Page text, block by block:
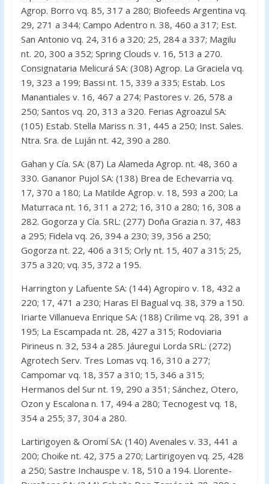
Agrop. Borro vq. 85, 317 a 280; Biofeeds Argentina vq.
29, 271 a 344; Campo Adentro n. 38, 460 a 317; Est.
San Antonio vq. 24, 316 a 320; 25, 284 a 337; Magilu
nt. 20, 300 a 352; Spring Clouds v. 16, 513 a 270.
Consignataria Melicurá SA: (308) Agrop. La Graciela vq.
19, 323 a 199; Bassi nt. 15, 339 a 335; Estab. Los
Manantiales v. 16, 467 a 274; Pastores v. 26, 578 a
250; Santos vq. 20, 313 a 320. Ferias Agroazul SA:
(105) Estab. Stella Mariss n. 31, 445 a 250; Inst. Sales.
Ntra. Sra. de Luján nt. 42, 390 a 280.
Gahan y Cía. SA: (87) La Alameda Agrop. nt. 48, 360 a
330. Gananor Pujol SA: (138) Brea de Echevarria vq.
17, 370 a 180; La Matilde Agrop. v. 18, 593 a 200; La
Maturraca nt. 16, 311 a 272; 16, 310 a 280; 16, 308 a
282. Gogorza y Cía. SRL: (277) Doña Grazia n. 37, 483
a 295; Fidela vq. 26, 394 a 230; 39, 356 a 250;
Gogorza nt. 22, 406 a 315; Orly nt. 15, 407 a 315; 25,
375 a 320; vq. 35, 372 a 195.
Harrington y Lafuente SA: (144) Agropiro v. 18, 432 a
220; 17, 471 a 230; Haras El Bagual vq. 38, 379 a 150.
Iriarte Villanueva Enrique SA: (188) Crilime vq. 28, 391 a
195; La Escampada nt. 28, 427 a 315; Rodoviaria
Pirineus n. 32, 534 a 285. Jáuregui Lorda SRL: (272)
Agrotech Serv. Tres Lomas vq. 16, 310 a 277;
Campomar vq. 18, 357 a 310; 15, 346 a 315;
Hermanos del Sur nt. 19, 290 a 351; Sánchez, Otero,
Ozon y Escalona n. 17, 494 a 280; Tecnogest vq. 18,
354 a 255; 37, 304 a 280.
Lartirigoyen & Oromí SA: (140) Avenales v. 33, 441 a
200; Choike nt. 42, 375 a 270; Lartirigoyen vq. 25, 428
a 250; Sastre Inchauspe v. 18, 510 a 194. Llorente-